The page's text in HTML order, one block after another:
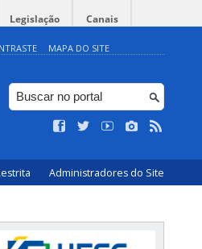
Legislação Canais
MAPA DO SITE
Administradores do Site